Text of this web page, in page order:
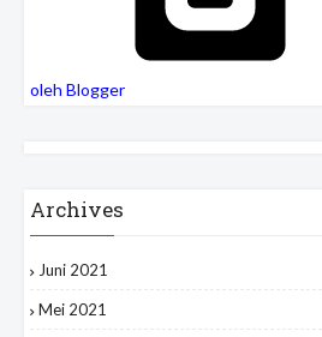
oleh Blogger
Archives
Juni 2021
Mei 2021